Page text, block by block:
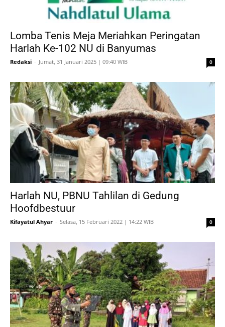
Lomba Tenis Meja Meriahkan Peringatan
Harlah Ke-102 NU di Banyumas
Redaksi - Jumat, 31 Januari 2025 | 09:40 WIB 0
Harlah NU, PBNU Tahlilan di Gedung
Hoofdbestuur
Kifayatul Ahyar - Selasa, 15 Februari 2022 | 14:22 WIB 0